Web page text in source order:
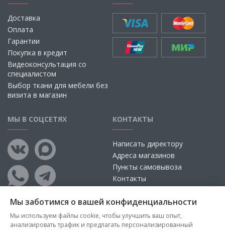
Доставка
Оплата
Гарантии
Покупка в кредит
Видеоконсультация со
специалистом
Выбор ткани для мебели без
визита в магазин
МЫ В СОЦСЕТЯХ КОНТАКТЫ
Написать директору
Адреса магазинов
Пункты самовывоза
Контакты
Мы заботимся о вашей конфиденциальности
Мы используем файлы cookie, чтобы улучшить ваш опыт,
анализировать трафик и предлагать персонализированный